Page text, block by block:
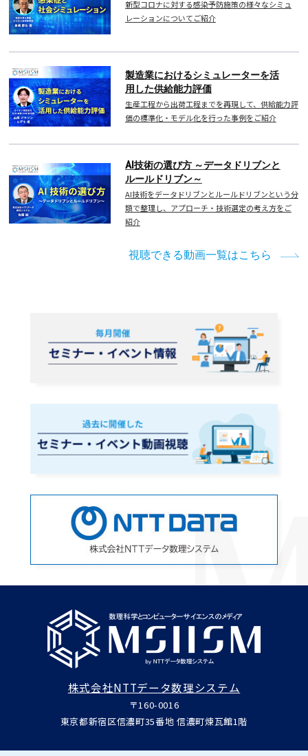
新型コロナに対する感染予防施策の様々なシミュ
レーションについてご紹介
製造業におけるシミュレーターを活
用した供給能力評価
生産工程から出荷工程までを再現して、供給能力評
価の標準化・モデル化を行った事例をご紹介
AI技術の選び方 ～データドリブンと
ルールドリブン～
AI技術をデータドリブンとルールドリブンという分
類で整理し、アプローチ・技術選定の考え方をご
紹介
視聴できる動画一覧はこちら
株式会社NTTデータ数理システム
〒160-0016
東京都新宿区信濃町35番地 信濃町煉瓦館1階